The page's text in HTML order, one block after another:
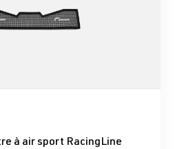
5 étoiles
à air sport RacingLine